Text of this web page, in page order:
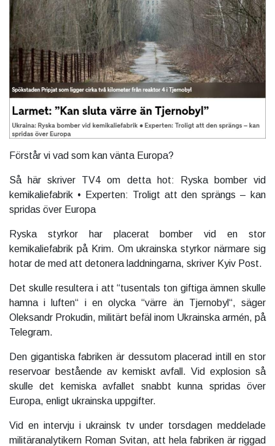
Förstår vi vad som kan vänta Europa?
Så här skriver TV4 om detta hot: Ryska bomber vid
kemikaliefabrik • Experten: Troligt att den sprängs – kan
spridas över Europa
Ryska styrkor har placerat bomber vid en stor
kemikaliefabrik på Krim. Om ukrainska styrkor närmare sig
hotar de med att detonera laddningarna, skriver Kyiv Post.
Det skulle resultera i att “tusentals ton giftiga ämnen skulle
hamna i luften“ i en olycka “värre än Tjernobyl“, säger
Oleksandr Prokudin, militärt befäl inom Ukrainska armén, på
Telegram.
Den gigantiska fabriken är dessutom placerad intill en stor
reservoar bestående av kemiskt avfall. Vid explosion så
skulle det kemiska avfallet snabbt kunna spridas över
Europa, enligt ukrainska uppgifter.
Vid en intervju i ukrainsk tv under torsdagen meddelade
militäranalytikern Roman Svitan, att hela fabriken är riggad